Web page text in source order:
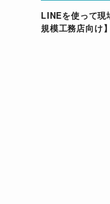
LINEを使って現
規模工務店向け】